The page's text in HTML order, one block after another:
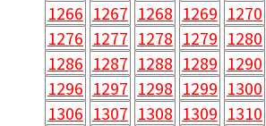
1266 1267 1268 1269 1270
1276 1277 1278 1279 1280
1286 1287 1288 1289 1290
1296 1297 1298 1299 1300
1306 1307 1308 1309 1310